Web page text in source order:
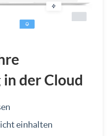
der Cloud
einhalten